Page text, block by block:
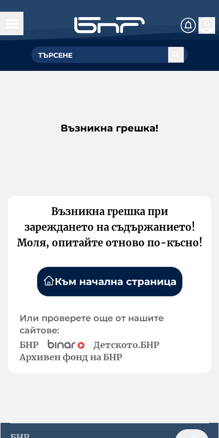
Възникна грешка!
Възникна грешка при
зареждането на съдържанието!
Моля, опитайте отново по-късно!
Към начална страница
Или проверете още от нашите
сайтове:
БНР
Детското.БНР
Архивен фонд на БНР